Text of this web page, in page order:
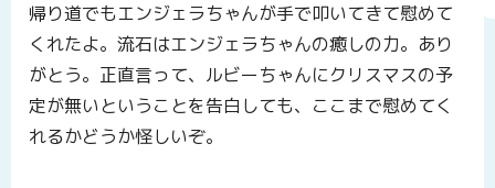
帰り道でもエンジェラちゃんが手で叩いてきて慰めて
くれたよ。流石はエンジェラちゃんの癒しの力。あり
がとう。正直言って、ルビーちゃんにクリスマスの予
定が無いということを告白しても、ここまで慰めてく
れるかどうか怪しいぞ。